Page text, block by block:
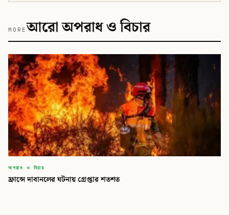
MOREআরো অপরাধ ও বিচার
অপরাধ ও বিচার
ফ্রান্সে দাবানলের ঘটনায় গ্রেপ্তার শতশত